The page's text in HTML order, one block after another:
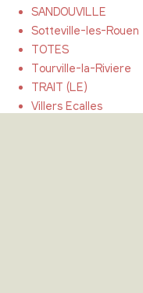
SANDOUVILLE
Sotteville-les-Rouen
TOTES
Tourville-la-Riviere
TRAIT (LE)
Villers Ecalles